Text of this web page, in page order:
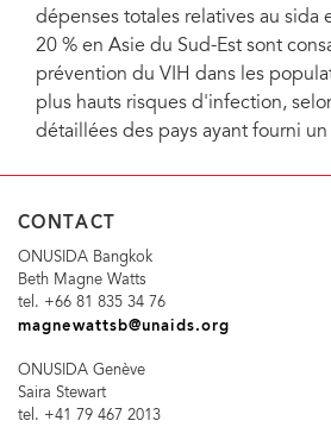
dépenses totales relatives au sida
20 % en Asie du Sud-Est sont
prévention du VIH dans les
plus hauts risques d'infection,
détaillées des pays ayant fourni
CONTACT
ONUSIDA Bangkok
Beth Magne Watts
tel. +66 81 835 34 76
magnewattsb@unaids.org
ONUSIDA Genève
Saira Stewart
tel. +41 79 467 2013